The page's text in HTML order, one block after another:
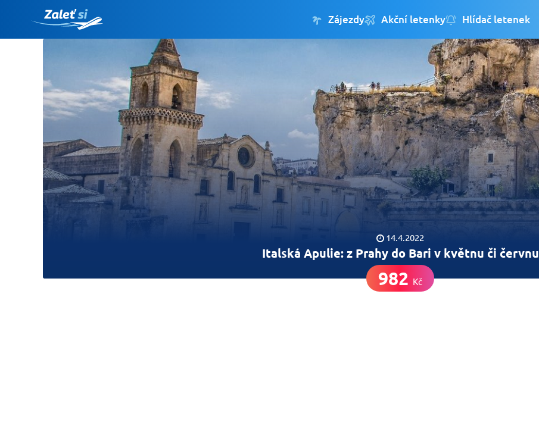
Zájezdy Akční letenky Hlídač letenek
14.4.2022
Italská Apulie: z Prahy do Bari v květnu či červnu
982 Kč